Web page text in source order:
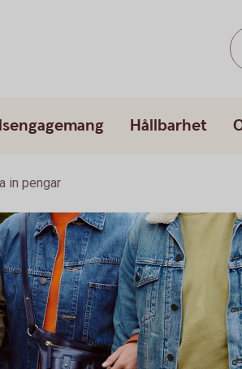
Hållbarhet
in pengar